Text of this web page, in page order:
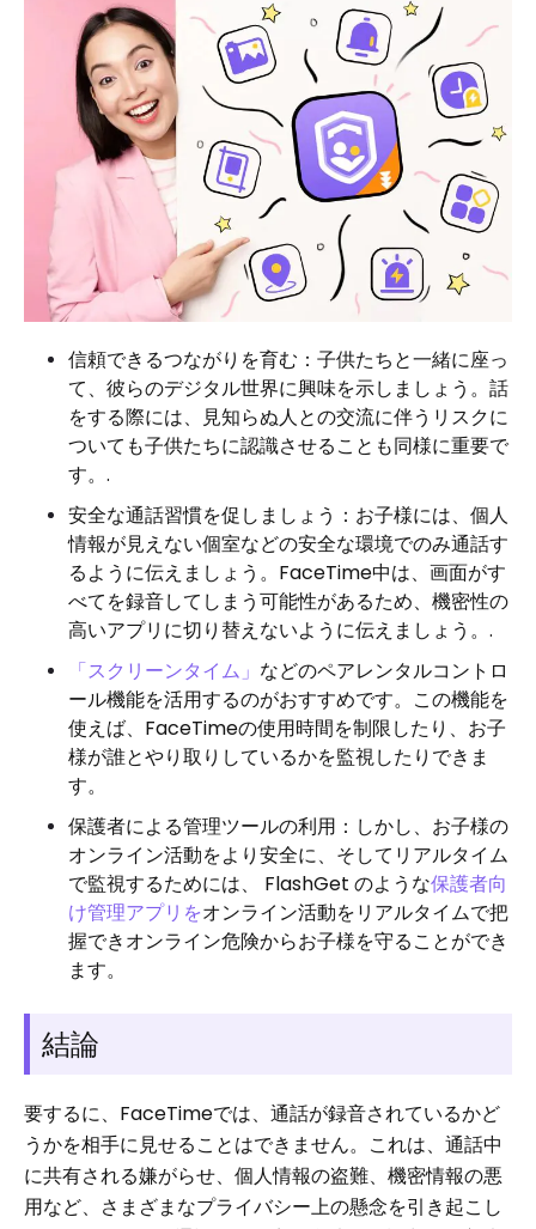
信頼できるつながりを育む：子供たちと一緒に座っ
て、彼らのデジタル世界に興味を示しましょう。話
をする際には、見知らぬ人との交流に伴うリスクに
ついても子供たちに認識させることも同様に重要で
す。.
安全な通話習慣を促しましょう：お子様には、個人
情報が見えない個室などの安全な環境でのみ通話す
るように伝えましょう。FaceTime中は、画面がす
べてを録音してしまう可能性があるため、機密性の
高いアプリに切り替えないように伝えましょう。.
「スクリーンタイム」 などのペアレンタルコントロ
ール機能を活用するのがおすすめです。この機能を
使えば、FaceTimeの使用時間を制限したり、お子
様が誰とやり取りしているかを監視したりできま
す。
保護者による管理ツールの利用：しかし、お子様の
オンライン活動をより安全に、そしてリアルタイム
で監視するためには、 FlashGet のような保護者向
け管理アプリをオンライン活動をリアルタイムで把
握できオンライン危険からお子様を守ることができ
ます。
結論
要するに、FaceTimeでは、通話が録音されているかど
うかを相手に見せることはできません。これは、通話中
に共有される嫌がらせ、個人情報の盗難、機密情報の悪
用など、さまざまなプライバシー上の懸念を引き起こし